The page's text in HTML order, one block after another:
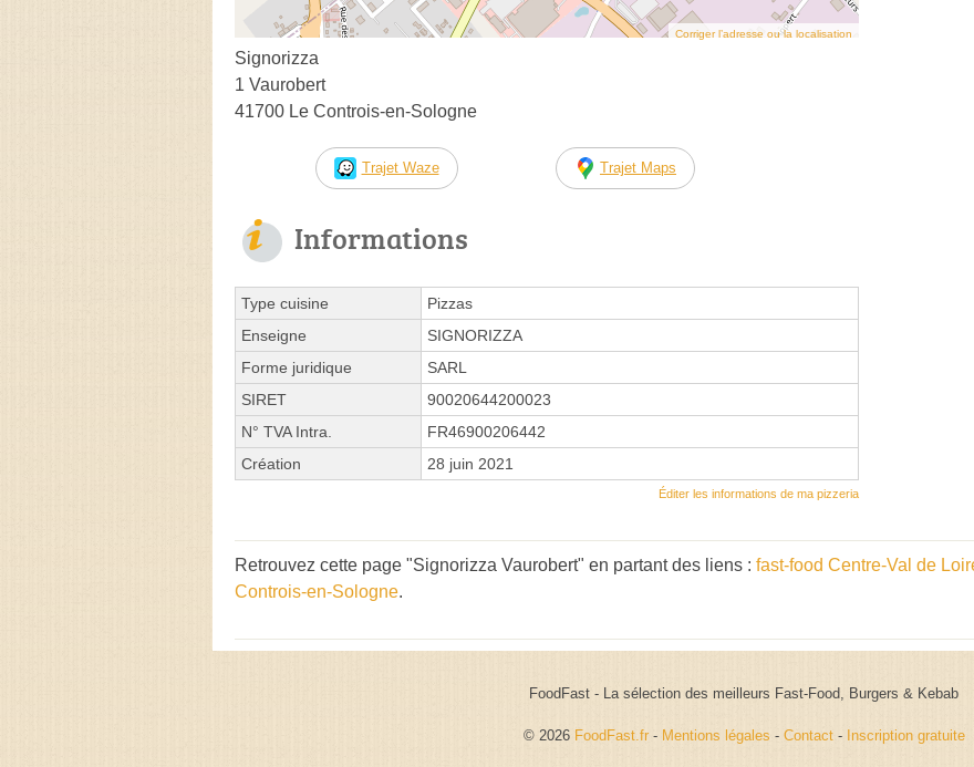
Corriger l’adresse ou la localisation
Signorizza
1 Vaurobert
41700 Le Controis-en-Sologne
Trajet Waze Trajet Maps
Informations
Type cuisine
Pizzas
Enseigne
SIGNORIZZA
Forme juridique
SARL
SIRET
90020644200023
N° TVA Intra.
FR46900206442
Création
28 juin 2021
Éditer les informations de ma pizzeria
Retrouvez cette page "Signorizza Vaurobert" en partant des liens : fast-food Centre-Val de
Controis-en-Sologne.
FoodFast - La sélection des meilleurs Fast-Food, Burgers & Kebab
© 2026 FoodFast.fr - Mentions légales - Contact- Inscription gratuite